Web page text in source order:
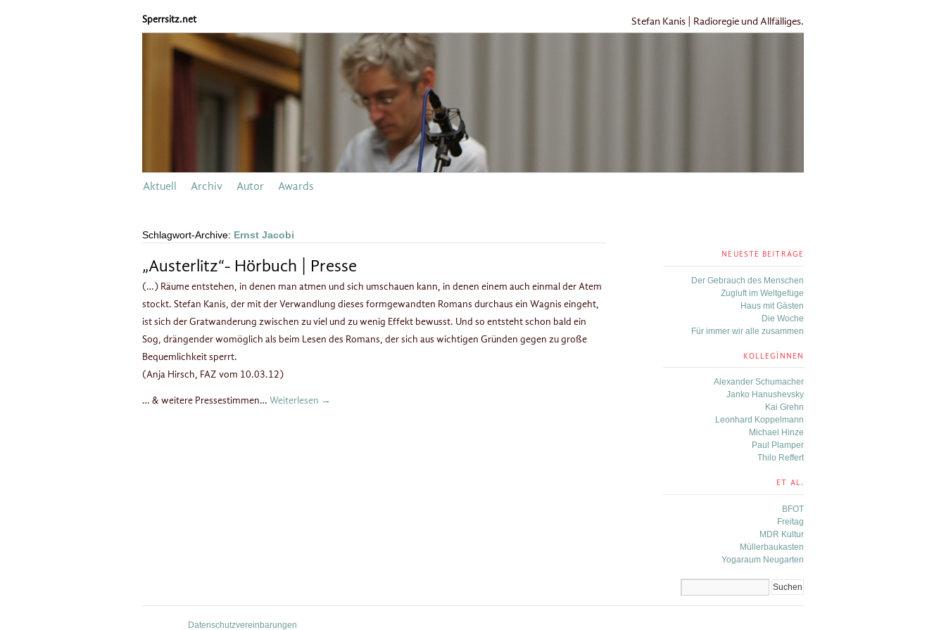
Sperrsitz.net Stefan Kanis | Radioregie und Allfälliges.
Aktuell Archiv Autor Awards
Schlagwort-Archive: Ernst Jacobi
„Austerlitz“- Hörbuch | Presse
(…) Räume entstehen, in denen man atmen und sich umschauen kann, in denen einem auch einmal der Atem
stockt. Stefan Kanis, der mit der Verwandlung dieses formgewandten Romans durchaus ein Wagnis eingeht,
ist sich der Gratwanderung zwischen zu viel und zu wenig Effekt bewusst. Und so entsteht schon bald ein
Sog, drängender womöglich als beim Lesen des Romans, der sich aus wichtigen Gründen gegen zu große
Bequemlichkeit sperrt.
(Anja Hirsch, FAZ vom 10.03.12)
… & weitere Pressestimmen… Weiterlesen →
NEUESTE BEITRÄGE
Der Gebrauch des Menschen
Zugluft im Weltgefüge
Haus mit Gästen
Die Woche
Für immer wir alle zusammen
KOLLEGÏNNEN
Alexander Schumacher
Janko Hanushevsky
Kai Grehn
Leonhard Koppelmann
Michael Hinze
Paul Plamper
Thilo Reffert
ET AL.
BFOT
Freitag
MDR Kultur
Müllerbaukasten
Yogaraum Neugarten
Datenschutzvereinbarungen